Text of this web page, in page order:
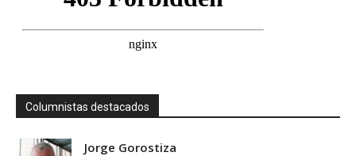
Columnistas destacados
Jorge Gorostiza